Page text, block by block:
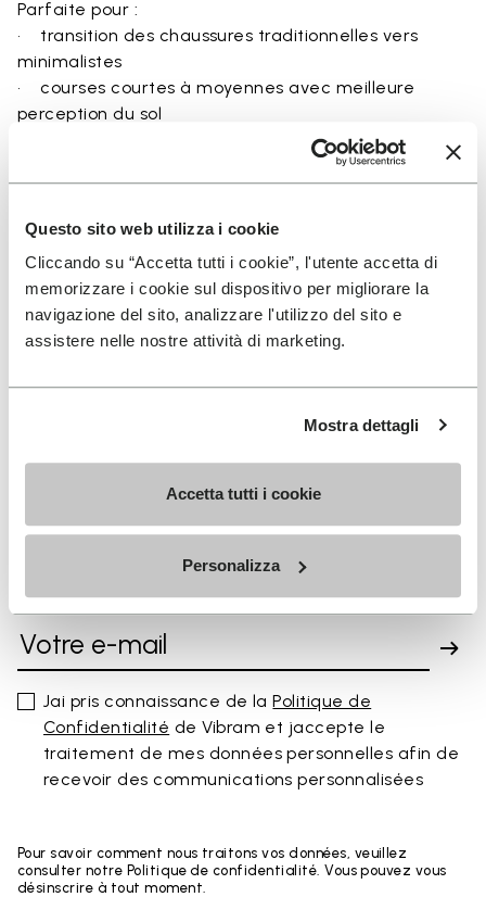
Questo sito web utilizza i cookie
Cliccando su “Accetta tutti i cookie”, l'utente accetta di
memorizzare i cookie sul dispositivo per migliorare la
navigazione del sito, analizzare l'utilizzo del sito e
assistere nelle nostre attività di marketing.
Mostra dettagli
Accetta tutti i cookie
Personalizza
Parfaite pour :
• transition des chaussures traditionnelles vers
minimalistes
• courses courtes à moyennes avec meilleure
perception du sol
• exploration de la course naturelle via le ground
• mouvement naturel et entraînement barefoot
Détails
FAQs
INSCRIVEZ-VOUS POUR NE PAS MANQUER NOS
DERNIÈRES NOUVEAUTÉS
Jai pris connaissance de laPolitique de
Confidentialité de Vibram et jaccepte le
traitement de mes données personnelles afin de
recevoir des communications personnalisées
Pour savoir comment nous traitons vos données, veuillez
consulter notre Politique de confidentialité. Vous pouvez vous
désinscrire à tout moment.